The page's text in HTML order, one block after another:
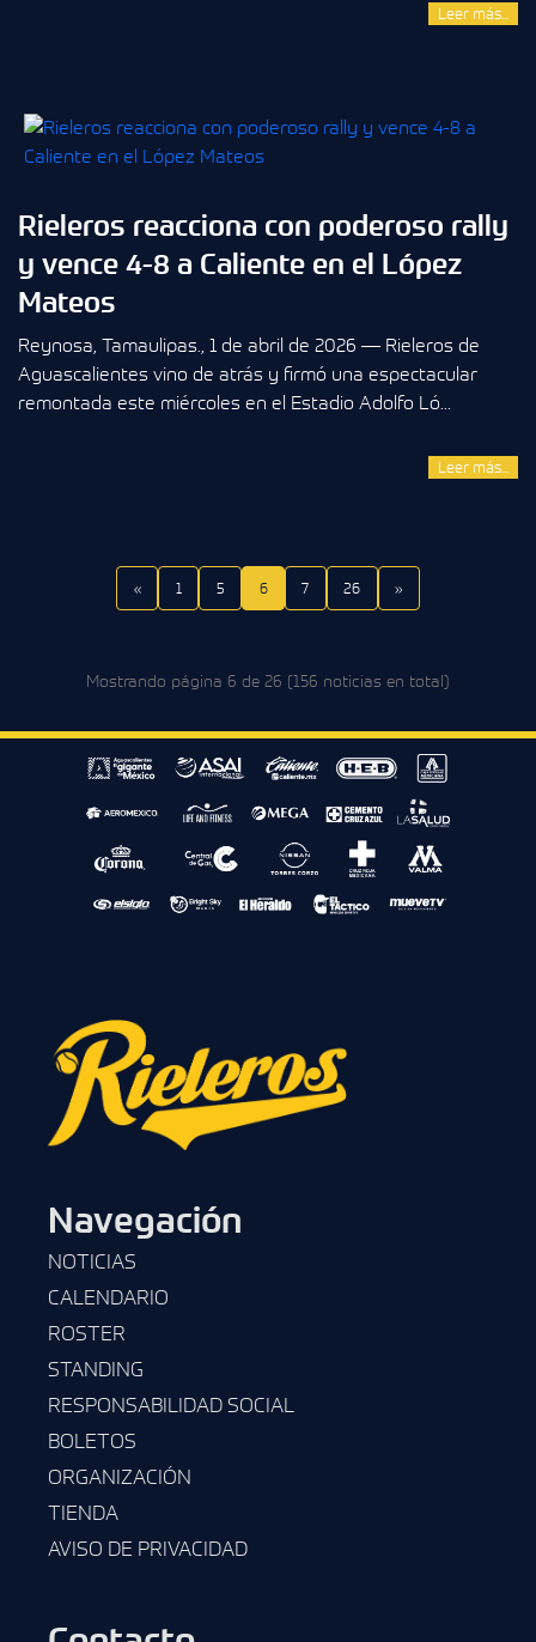
Leer más...
Rieleros reacciona con poderoso rally
y vence 4-8 a Caliente en el López
Mateos
Reynosa, Tamaulipas., 1 de abril de 2026 — Rieleros de
Aguascalientes vino de atrás y firmó una espectacular
remontada este miércoles en el Estadio Adolfo Ló...
Leer más...
« 1 5 6 7 26 »
Mostrando página 6 de 26 (156 noticias en total)
Navegación
NOTICIAS
CALENDARIO
ROSTER
STANDING
RESPONSABILIDAD SOCIAL
BOLETOS
ORGANIZACIÓN
TIENDA
AVISO DE PRIVACIDAD